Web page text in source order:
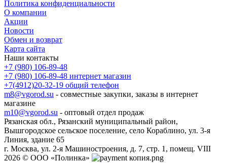
Политика конфиденциальности
О компании
Акции
Новости
Обмен и возврат
Карта сайта
Наши контакты
+7 (980) 106-89-48
+7 (980) 106-89-48 интернет магазин
+7(4912)20-32-19 общий телефон
m8@vgorod.su - совместные закупки, заказы в интернет
магазине
m10@vgorod.su - оптовый отдел продаж
Рязанская обл., Рязанский муниципальный район,
Вышгородское сельское поселение, село Кораблино, ул. 3-я
Линия, здание 65
г. Москва, ул. 2-я Машиностроения, д. 7, стр. 1, помещ. VIII
2026 © ООО «Полинка»